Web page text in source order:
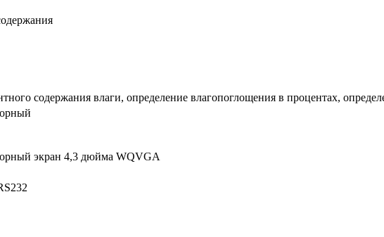
содержания влаги, определение влагопоглощения в процентах,
экран 4,3 дюйма WQVGA